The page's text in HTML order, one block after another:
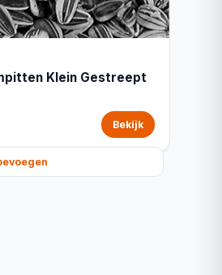
Klein Gestreept
Bekijk